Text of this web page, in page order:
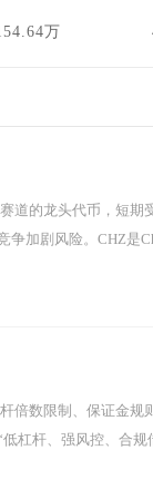
万
加剧风险。CHZ是
杠杆、强风控、合规